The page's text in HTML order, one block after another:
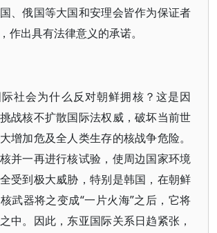
、俄国等大国和安理会皆作为保证者
作出具有法律意义的承诺。
社会为什么反对朝鲜拥核？这是因
战核不扩散国际法权威，破坏当前世
增加危及全人类生存的核战争危险。
并一再进行核试验，使周边国家环境
受到极大威胁，特别是韩国，在朝鲜
武器将之变成“一片火海”之后，它将
中。因此，东亚国际关系日趋紧张，